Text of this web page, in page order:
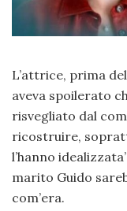
L’attrice, prima
aveva spoilerato
risvegliato dal
ricostruire,
l’hanno
marito Guido
com’era.